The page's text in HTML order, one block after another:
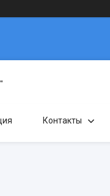
Контакты